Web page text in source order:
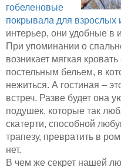
гобеленовые
покрывала для взрослых
интерьер, они удобные в
При упоминании о
возникает мягкая
постельным бельем, в
нежиться. А гостиная –
встреч. Разве будет она
подушек, которые так
скатерти, способной
трапезу, превратить в
нет.
В чем же секрет нашей